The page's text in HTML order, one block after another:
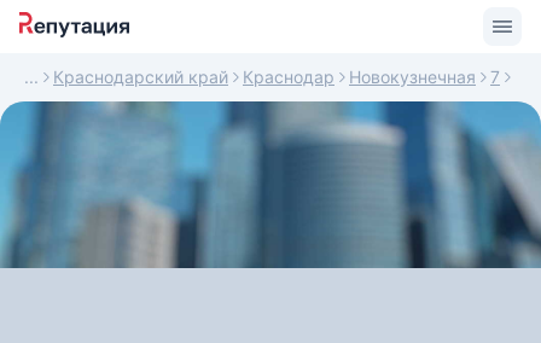
Краснодарский край Краснодар Новокузнечная 7